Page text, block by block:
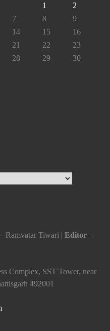
1
2
7 8
9
14 15
16
21 22
23
28 29
30
– Ramvatar Tiwari | Editor –
Complex, SST Tower, near
492001